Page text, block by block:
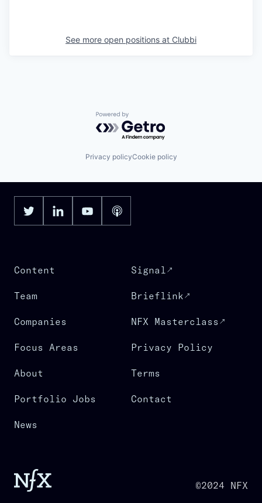
See more open positions at Clubbi
Powered by Getro.com
Privacy policyCookie policy
Content
Team
Companies
Focus Areas
About
Portfolio Jobs
News
Signal
Brieflink
NFX Masterclass
Privacy Policy
Terms
Contact
©2024 NFX